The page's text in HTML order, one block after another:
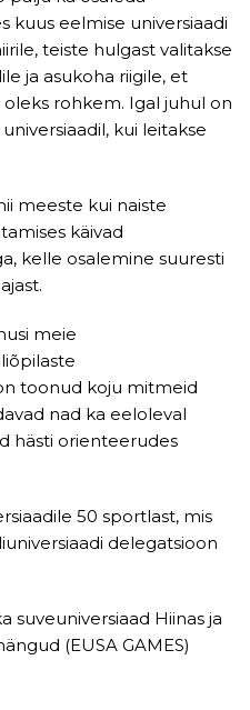
kuus eelmise universiaadi
teiste hulgast valitakse
ja asukoha riigile, et
rohkem. Igal juhul on
kui leitakse
meeste kui naiste
käivad
kelle osalemine suuresti
meie
toonud koju mitmeid
nad ka eeloleval
hästi orienteerudes
50 sportlast, mis
delegatsioon
suveuniversiaad Hiinas ja
(EUSA GAMES)